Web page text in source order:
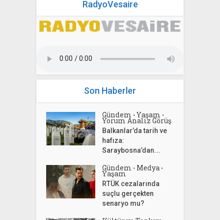
RadyoVesaire
Son Haberler
Gündem • Yaşam •
Yorum Analiz Görüş
Balkanlar’da tarih ve
hafıza:
Saraybosna’dan...
Gündem • Medya •
Yaşam
RTÜK cezalarında
suçlu gerçekten
senaryo mu?